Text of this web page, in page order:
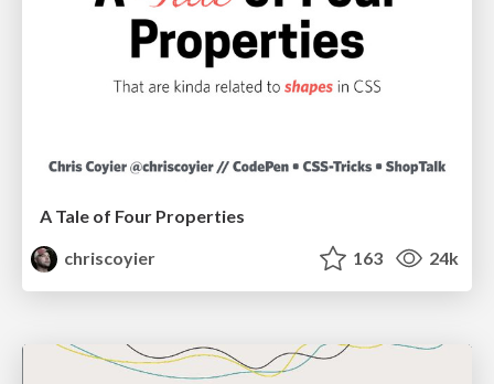
A Tale of Four Properties
chriscoyier
163 24k